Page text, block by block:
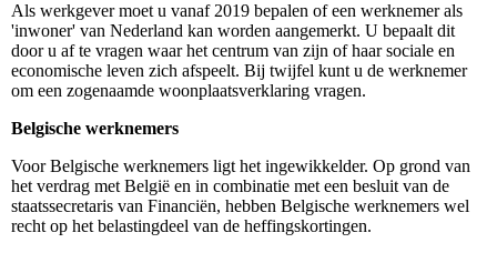
Als werkgever moet u vanaf 2019 bepalen of een werknemer als
'inwoner' van Nederland kan worden aangemerkt. U bepaalt dit
door u af te vragen waar het centrum van zijn of haar sociale en
economische leven zich afspeelt. Bij twijfel kunt u de werknemer
om een zogenaamde woonplaatsverklaring vragen.
Belgische werknemers
Voor Belgische werknemers ligt het ingewikkelder. Op grond van
het verdrag met België en in combinatie met een besluit van de
staatssecretaris van Financiën, hebben Belgische werknemers wel
recht op het belastingdeel van de heffingskortingen.